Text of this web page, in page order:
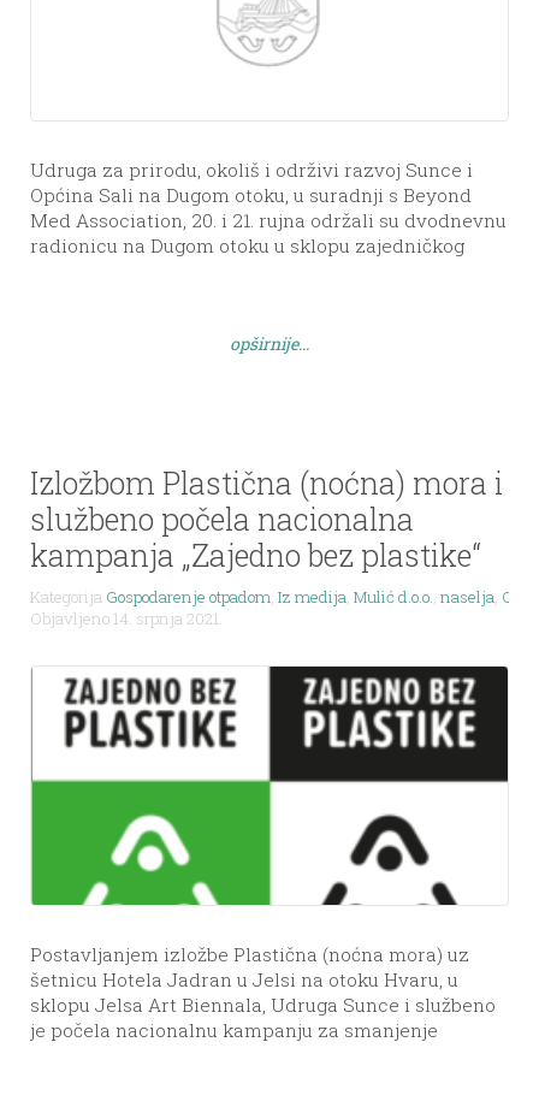
Udruga za prirodu, okoliš i održivi razvoj Sunce i
Općina Sali na Dugom otoku, u suradnji s Beyond
Med Association, 20. i 21. rujna održali su dvodnevnu
radionicu na Dugom otoku u sklopu zajedničkog
opširnije...
Izložbom Plastična (noćna) mora i
službeno počela nacionalna
kampanja „Zajedno bez plastike“
Kategorija Gospodarenje otpadom, Iz medija, Mulić d.o.o., naselja,
Objavljeno 14. srpnja 2021.
Postavljanjem izložbe Plastična (noćna mora) uz
šetnicu Hotela Jadran u Jelsi na otoku Hvaru, u
sklopu Jelsa Art Biennala, Udruga Sunce i službeno
je počela nacionalnu kampanju za smanjenje